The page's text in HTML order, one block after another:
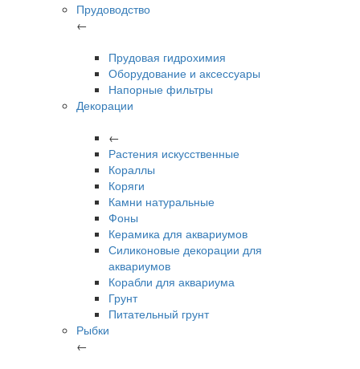
Прудоводство
←
Прудовая гидрохимия
Оборудование и аксессуары
Напорные фильтры
Декорации
←
Растения искусственные
Кораллы
Коряги
Камни натуральные
Фоны
Керамика для аквариумов
Силиконовые декорации для
аквариумов
Корабли для аквариума
Грунт
Питательный грунт
Рыбки
←